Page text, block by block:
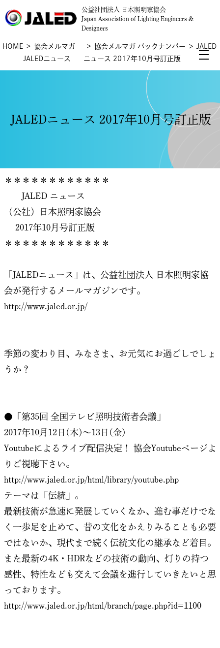
公益社団法人 日本照明家協会
Japan Association of Lighting Engineers &
Designers
HOME
協会メルマガ
JALEDニュース
協会メルマガ バックナンバー ＞ JALED
ニュース 2017年10月号訂正版
JALEDニュース 2017年10月号訂正版
＊＊＊＊＊＊＊＊＊＊＊＊
JALED ニュース
（公社）日本照明家協会
2017年10月号訂正版
＊＊＊＊＊＊＊＊＊＊＊＊
「JALEDニュース」は、公益社団法人 日本照明家協
会が発行するメールマガジンです。
http://www.jaled.or.jp/
季節の変わり目、みなさま、お元気にお過ごしでしょ
うか？
●「第35回 全国テレビ照明技術者会議」
2017年10月12日(木)～13日(金)
Youtubeによるライブ配信決定！ 協会Youtubeページよ
りご視聴下さい。
http://www.jaled.or.jp/html/library/youtube.php
テーマは「伝統」。
最新技術が急速に発展していくなか、進む事だけでな
く一歩足を止めて、昔の文化をかえりみることも必要
ではないか、現代まで続く伝統文化の継承など着目。
また最新の4K・HDRなどの技術の動向、灯りの持つ
感性、特性なども交えて会議を進行していきたいと思
っております。
http://www.jaled.or.jp/html/branch/page.php?id=1100